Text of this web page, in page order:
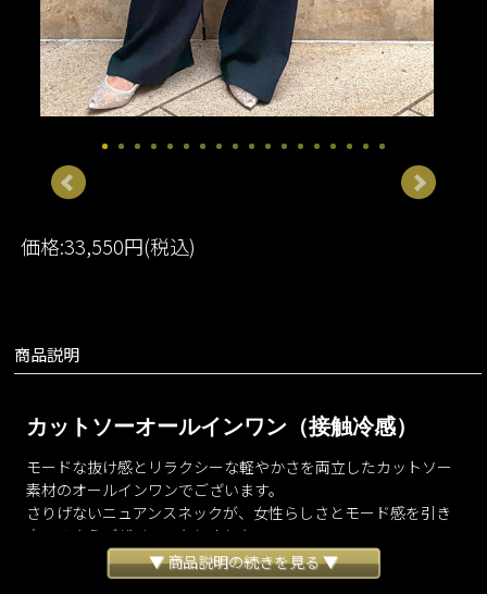
価格:33,550円(税込)
商品説明
カットソーオールインワン（接触冷感）
モードな抜け感とリラクシーな軽やかさを両立したカットソー
素材のオールインワンでございます。
さりげないニュアンスネックが、女性らしさとモード感を引き
立てるようデザインいたしました。
なめらかで落ち感の美しい生地が自然なドレープを生み出し、
シンプルでありながらも洗練された立体感を演出いたします。
▼ 商品説明の続きを見る ▼